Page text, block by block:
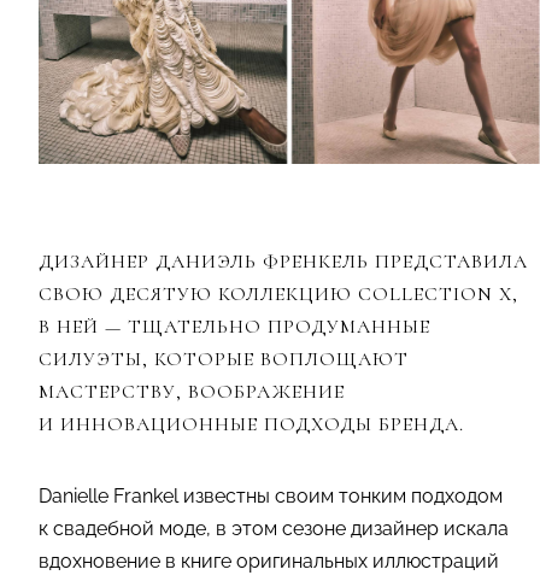
ДИЗАЙНЕР ДАНИЭЛЬ ФРЕНКЕЛЬ ПРЕДСТАВИЛА
СВОЮ ДЕСЯТУЮ КОЛЛЕКЦИЮ COLLECTION X,
В НЕЙ — ТЩАТЕЛЬНО ПРОДУМАННЫЕ
СИЛУЭТЫ, КОТОРЫЕ ВОПЛОЩАЮТ
МАСТЕРСТВУ, ВООБРАЖЕНИЕ
И ИННОВАЦИОННЫЕ ПОДХОДЫ БРЕНДА.
Danielle Frankel известны своим тонким подходом
к свадебной моде, в этом сезоне дизайнер искала
вдохновение в книге оригинальных иллюстраций